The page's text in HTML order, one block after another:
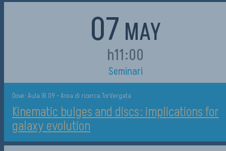
07 MAY
h11:00
Seminari
Dove: Aula IB 09 - Area di ricerca TorVergata
Kinematic bulges and discs: implications for
galaxy evolution